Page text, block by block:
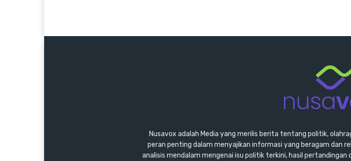
Nusavox adalah Media yang merilis berita tentang politik,
peran penting dalam menyajikan informasi yang beragam dan
analisis mendalam mengenai isu politik terkini, hasil